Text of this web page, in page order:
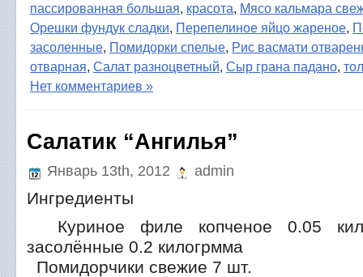
пассированная большая, красота, Мясо кальмара
Орешки фундук сладки, Перепелиное яйцо жареное,
засоленные, Помидорки спелые, Рис васмати
отварная, Салат разноцветный, Сыр грана падано,
Нет комментариев »
Салатик “Ангилья”
Январь 13th, 2012 admin
Ингредиенты
Куриное филе копченое 0.05
засолённые 0.2 килогрмма
Помидорчики свежие 7 шт.